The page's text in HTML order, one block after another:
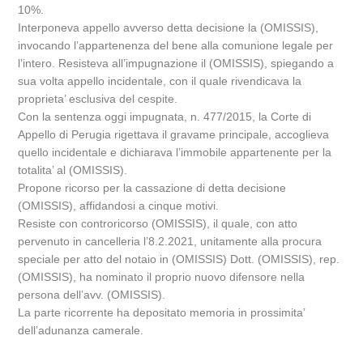
10%.
Interponeva appello avverso detta decisione la (OMISSIS),
invocando l’appartenenza del bene alla comunione legale per
l’intero. Resisteva all’impugnazione il (OMISSIS), spiegando a
sua volta appello incidentale, con il quale rivendicava la
proprieta’ esclusiva del cespite.
Con la sentenza oggi impugnata, n. 477/2015, la Corte di
Appello di Perugia rigettava il gravame principale, accoglieva
quello incidentale e dichiarava l’immobile appartenente per la
totalita’ al (OMISSIS).
Propone ricorso per la cassazione di detta decisione
(OMISSIS), affidandosi a cinque motivi.
Resiste con controricorso (OMISSIS), il quale, con atto
pervenuto in cancelleria l’8.2.2021, unitamente alla procura
speciale per atto del notaio in (OMISSIS) Dott. (OMISSIS), rep.
(OMISSIS), ha nominato il proprio nuovo difensore nella
persona dell’avv. (OMISSIS).
La parte ricorrente ha depositato memoria in prossimita’
dell’adunanza camerale.